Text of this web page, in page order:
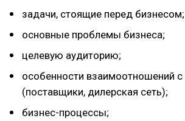
задачи, стоящие перед бизнесом;
основные проблемы бизнеса;
целевую аудиторию;
особенности взаимоотношений с
(поставщики, дилерская сеть);
бизнес-процессы;